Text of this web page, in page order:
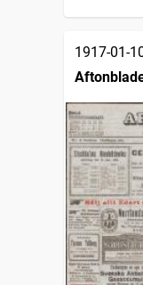
1917-01-